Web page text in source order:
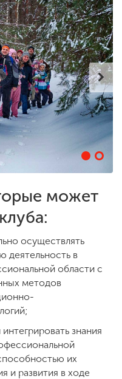
может
осуществлять
деятельность в
области с
методов
знания
их
и развития в ходе